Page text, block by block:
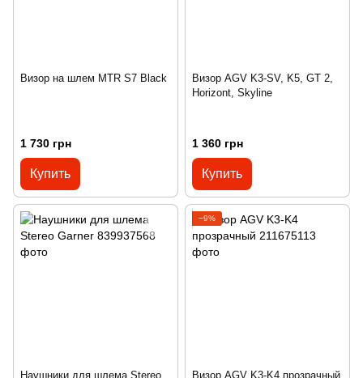
Визор на шлем MTR S7 Black
1 730 грн
Купить
Визор AGV K3-SV, K5, GT 2,
Horizont, Skyline
1 360 грн
Купить
Наушники для шлема Stereo
−9%
Визор AGV K3-K4 прозрачный